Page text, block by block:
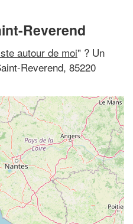
Reverend
autour de moi" ? Un
Reverend, 85220